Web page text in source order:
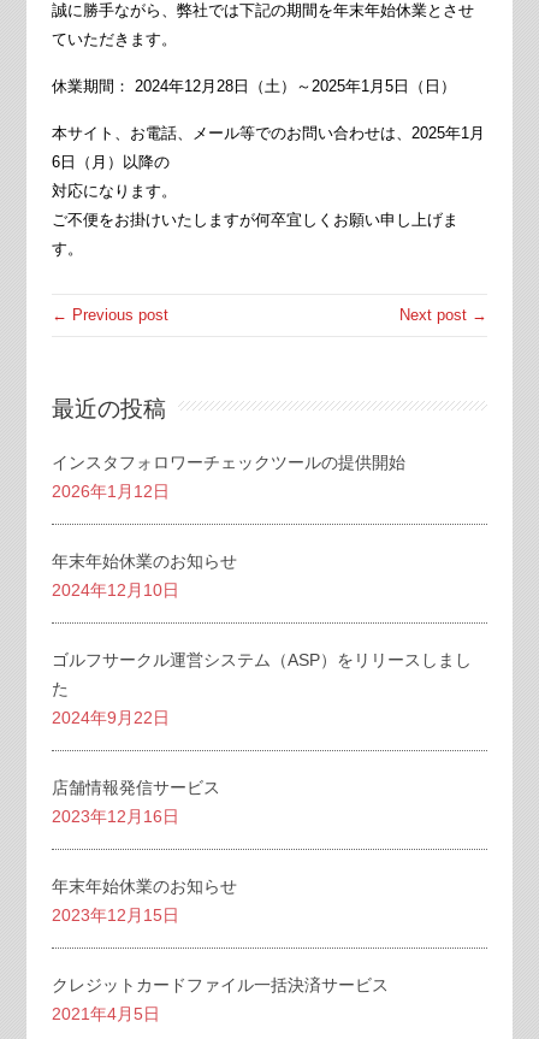
誠に勝手ながら、弊社では下記の期間を年末年始休業とさせ
ていただきます。
休業期間： 2024年12月28日（土）～2025年1月5日（日）
本サイト、お電話、メール等でのお問い合わせは、2025年1月
6日（月）以降の
対応になります。
ご不便をお掛けいたしますが何卒宜しくお願い申し上げま
す。
← Previous post Next post →
最近の投稿
インスタフォロワーチェックツールの提供開始
2026年1月12日
年末年始休業のお知らせ
2024年12月10日
ゴルフサークル運営システム（ASP）をリリースしまし
た
2024年9月22日
店舗情報発信サービス
2023年12月16日
年末年始休業のお知らせ
2023年12月15日
クレジットカードファイル一括決済サービス
2021年4月5日